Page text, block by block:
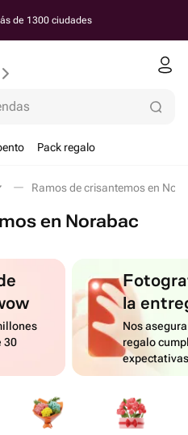
de 1300 ciudades
Pack regalo
Ramos de crisantemos en
en Norabac
30
la
Nos
regalo